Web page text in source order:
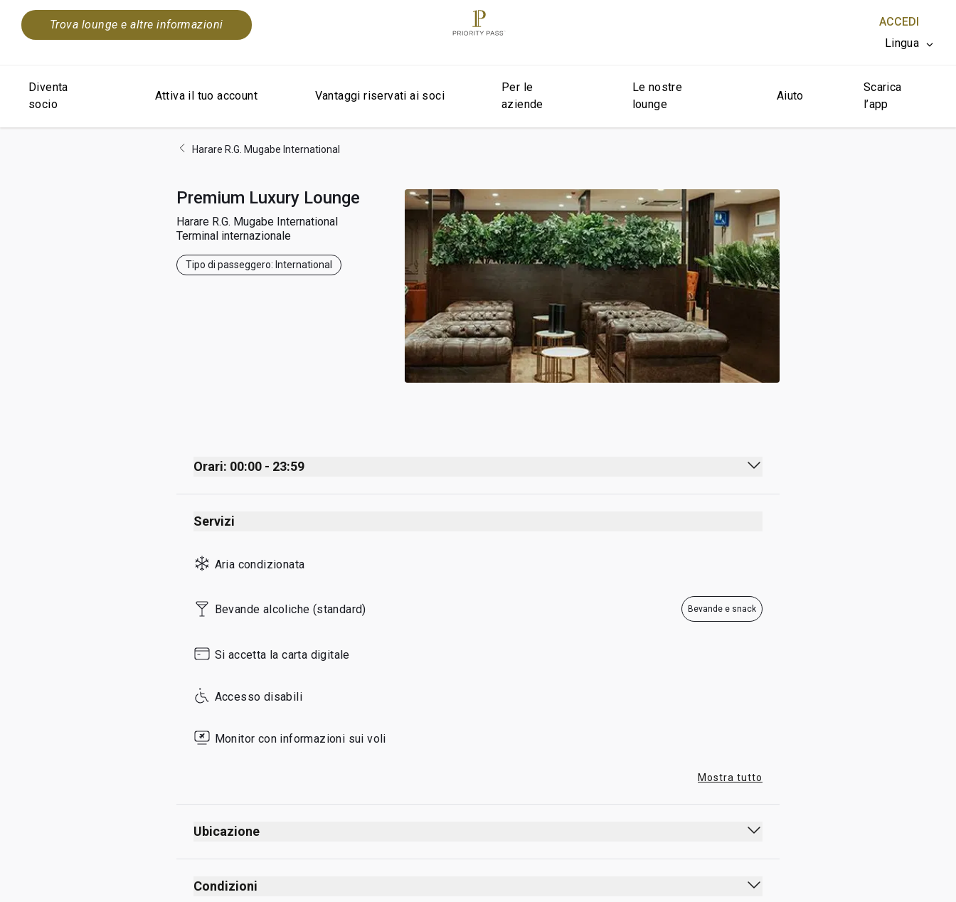
Trova lounge e altre informazioni
ACCEDI
Lingua
CHIUDI X
Diventa
socio
Attiva il tuo account Vantaggi riservati ai soci
Per le
aziende
Le nostre
lounge
Aiuto
Scarica
l’app
Harare R.G. Mugabe International
Premium Luxury Lounge
Harare R.G. Mugabe International
Terminal internazionale
Tipo di passeggero: International
Orari: 00:00 - 23:59
Monday 00:00 - 23:59
Tuesday
Thursday
Friday 00:00 - 23:59
Sunday
Servizi
Aria condizionata
Bevande alcoliche (standard) Bevande e snack
Si accetta la carta digitale
Accesso disabili
Monitor con informazioni sui voli
Mostra tutto
Ubicazione
Condizioni